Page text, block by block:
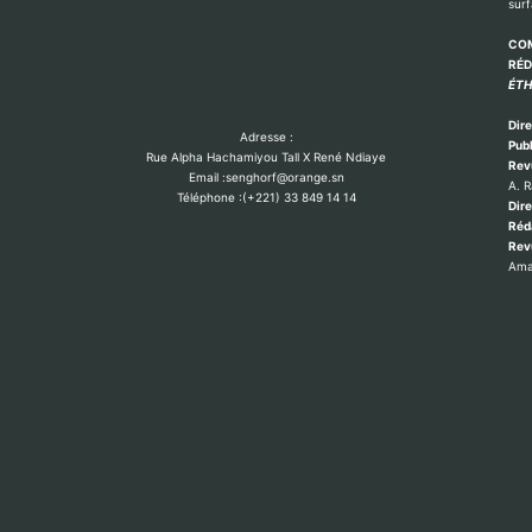
Adresse :
Rue Alpha Hachamiyou Tall X René Ndiaye
Email :senghorf@orange.sn
Téléphone :(+221) 33 849 14 14
A.